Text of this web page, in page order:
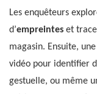
Les enquêteurs
d’empreintes et
magasin. Ensuite,
vidéo pour identifier
gestuelle, ou même